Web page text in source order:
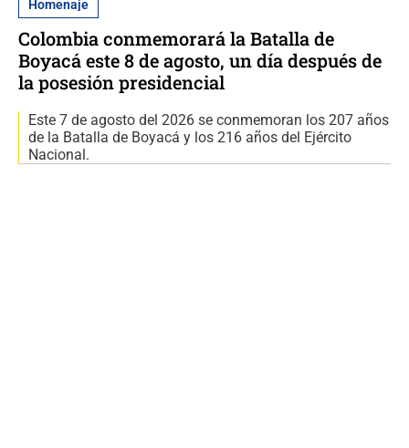
Homenaje
Colombia conmemorará la Batalla de
Boyacá este 8 de agosto, un día después de
la posesión presidencial
Este 7 de agosto del 2026 se conmemoran los 207 años
de la Batalla de Boyacá y los 216 años del Ejército
Nacional.